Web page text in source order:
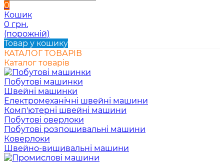
0
Кошик
0 грн.
(порожній)
Товар у кошику
КАТАЛОГ ТОВАРІВ
Каталог товарів
Побутові машинки
Швейні машинки
Електромеханічні швейні машини
Комп'ютерні швейні машини
Побутові оверлоки
Побутові розпошивальні машини
Коверлоки
Швейно-вишивальні машини